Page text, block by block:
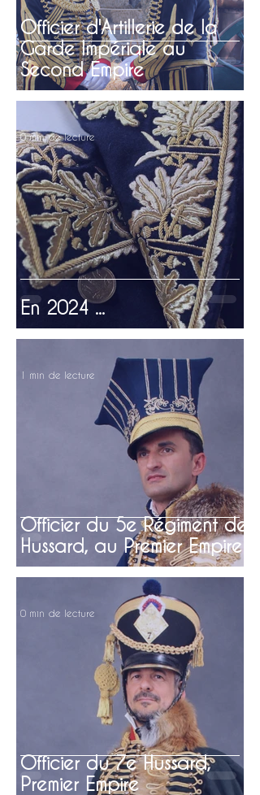
Officier d'Artillerie de la
Garde Impériale au
Second Empire
En 2024 ...
0 min de lecture
Officier du 5e Régiment de
Hussard, au Premier Empire
1 min de lecture
Officier du 7e Hussard,
Premier Empire
0 min de lecture